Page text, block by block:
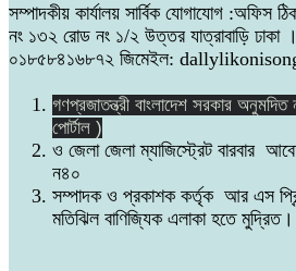
সম্পাদকীয় কার্যালয় সার্বিক যোগাযোগ :অফিস
নং ১৩২ রোড নং ১/২ উত্তর যাত্রাবাড়ি ঢাকা
০১৮৫৮৪১৬৮৭২ জিমেইল:
গণপ্রজাতন্ত্রী বাংলাদেশ সরকার
পোর্টাল )
ও জেলা জেলা ম্যাজিস্ট্রেট বারবার
ন৪০
সম্পাদক ও প্রকাশক কর্তৃক আর এস
মতিঝিল বাণিজ্যিক এলাকা হতে মুদ্রিত।